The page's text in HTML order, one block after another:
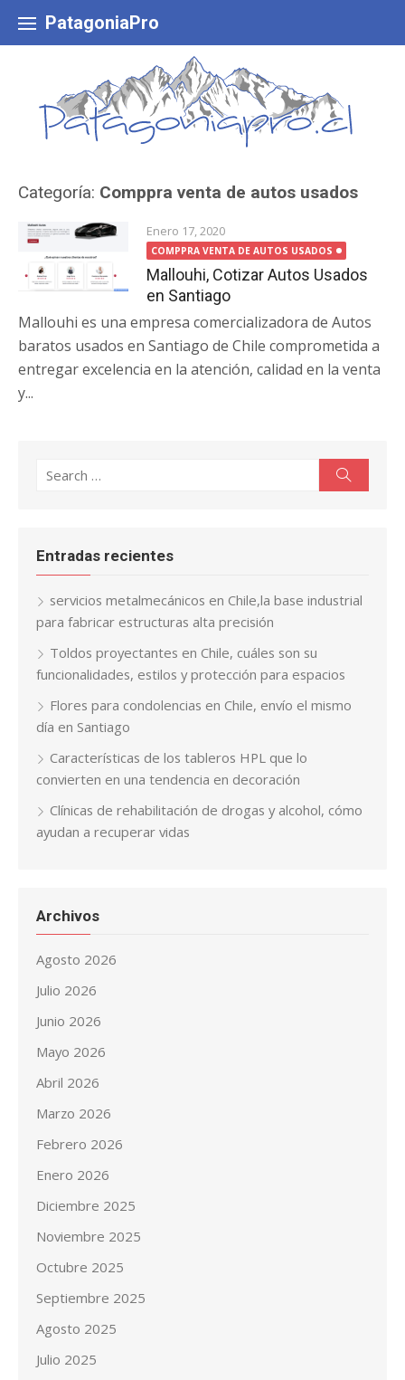
content
PatagoniaPro
Categoría: Comppra venta de autos usados
Enero 17, 2020
COMPPRA VENTA DE AUTOS USADOS
Mallouhi, Cotizar Autos Usados
en Santiago
Mallouhi es una empresa comercializadora de Autos
baratos usados en Santiago de Chile comprometida a
entregar excelencia en la atención, calidad en la venta
y...
for:
Entradas recientes
servicios metalmecánicos en Chile,la base industrial
para fabricar estructuras alta precisión
Toldos proyectantes en Chile, cuáles son su
funcionalidades, estilos y protección para espacios
Flores para condolencias en Chile, envío el mismo
día en Santiago
Características de los tableros HPL que lo
convierten en una tendencia en decoración
Clínicas de rehabilitación de drogas y alcohol, cómo
ayudan a recuperar vidas
Archivos
Agosto 2026
Julio 2026
Junio 2026
Mayo 2026
Abril 2026
Marzo 2026
Febrero 2026
Enero 2026
Diciembre 2025
Noviembre 2025
Octubre 2025
Septiembre 2025
Agosto 2025
Julio 2025